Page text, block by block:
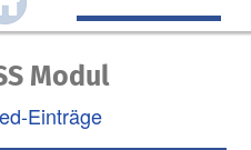
Modul
Einträge